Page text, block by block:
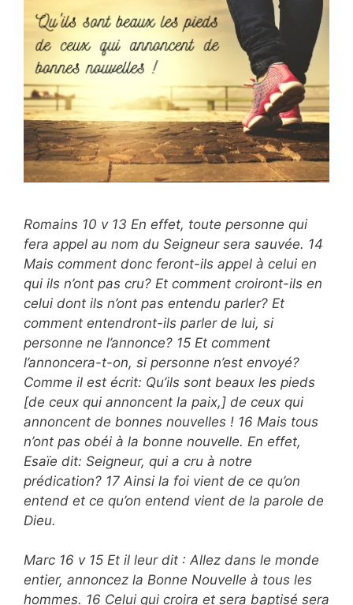
Romains 10 v 13 En effet, toute personne qui
fera appel au nom du Seigneur sera sauvée. 14
Mais comment donc feront-ils appel à celui en
qui ils n’ont pas cru? Et comment croiront-ils en
celui dont ils n’ont pas entendu parler? Et
comment entendront-ils parler de lui, si
personne ne l’annonce? 15 Et comment
l’annoncera-t-on, si personne n’est envoyé?
Comme il est écrit: Qu’ils sont beaux les pieds
[de ceux qui annoncent la paix,] de ceux qui
annoncent de bonnes nouvelles ! 16 Mais tous
n’ont pas obéi à la bonne nouvelle. En effet,
Esaïe dit: Seigneur, qui a cru à notre
prédication? 17 Ainsi la foi vient de ce qu’on
entend et ce qu’on entend vient de la parole de
Dieu.
Marc 16 v 15 Et il leur dit : Allez dans le monde
entier, annoncez la Bonne Nouvelle à tous les
hommes. 16 Celui qui croira et sera baptisé sera